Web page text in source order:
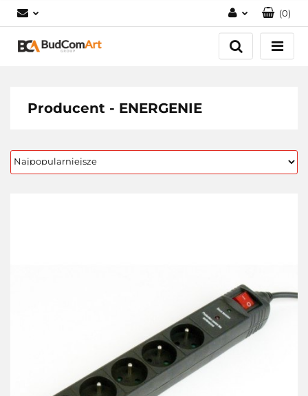
Zaloguj się
Zgody cookies
(0)
Producent - ENERGENIE